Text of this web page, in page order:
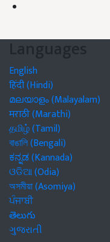
Languages
English
हिंदी (Hindi)
മലയാളം (Malayalam)
मराठी (Marathi)
தமிழ் (Tamil)
বাঙালি (Bengali)
ಕನ್ನಡ (Kannada)
ଓଡିଆ (Odia)
অসমীয়া (Asomiya)
ਪੰਜਾਬੀ
తెలుగు
ગુજરાતી